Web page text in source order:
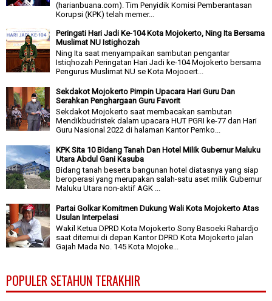
(harianbuana.com). Tim Penyidik Komisi Pemberantasan
Korupsi (KPK) telah memer...
Peringati Hari Jadi Ke-104 Kota Mojokerto, Ning Ita Bersama
Muslimat NU Istighozah
Ning Ita saat menyampaikan sambutan pengantar
Istiqhozah Peringatan Hari Jadi ke-104 Mojokerto bersama
Pengurus Muslimat NU se Kota Mojooert...
Sekdakot Mojokerto Pimpin Upacara Hari Guru Dan
Serahkan Penghargaan Guru Favorit
Sekdakot Mojokerto saat membacakan sambutan
Mendikbudristek dalam upacara HUT PGRI ke-77 dan Hari
Guru Nasional 2022 di halaman Kantor Pemko...
KPK Sita 10 Bidang Tanah Dan Hotel Milik Gubernur Maluku
Utara Abdul Gani Kasuba
Bidang tanah beserta bangunan hotel diatasnya yang siap
beroperasi yang merupakan salah-satu aset milik Gubernur
Maluku Utara non-aktif AGK ...
Partai Golkar Komitmen Dukung Wali Kota Mojokerto Atas
Usulan Interpelasi
Wakil Ketua DPRD Kota Mojokerto Sony Basoeki Rahardjo
saat ditemui di depan Kantor DPRD Kota Mojokerto jalan
Gajah Mada No. 145 Kota Mojoke...
POPULER SETAHUN TERAKHIR